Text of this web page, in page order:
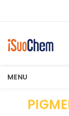
MENU